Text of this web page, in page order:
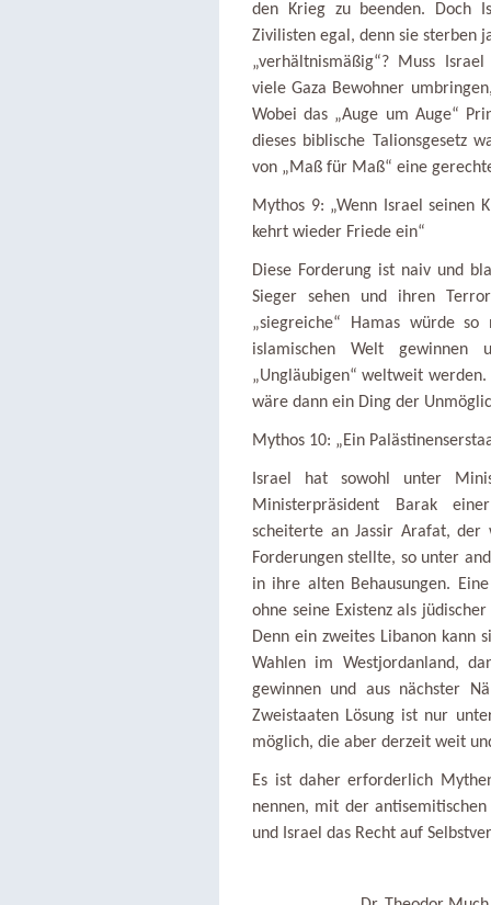
den Krieg zu beenden. Doch
Zivilisten egal, denn sie sterben
„verhältnismäßig“? Muss
viele Gaza Bewohner
Wobei das „Auge um Auge“
dieses biblische Talionsgesetz
von „Maß für Maß“ eine
Mythos 9: „Wenn Israel seinen
kehrt wieder Friede ein“
Diese Forderung ist naiv und
Sieger sehen und ihren
„siegreiche“ Hamas würde
islamischen Welt
„Ungläubigen“ weltweit
wäre dann ein Ding der
Mythos 10: „Ein
Israel hat sowohl unter
Ministerpräsident Barak
scheiterte an Jassir Arafat, der
Forderungen stellte, so unter
in ihre alten Behausungen.
ohne seine Existenz als
Denn ein zweites Libanon kann
Wahlen im Westjordanland,
gewinnen und aus nächster
Zweistaaten Lösung ist nur
möglich, die aber derzeit weit
Es ist daher erforderlich
nennen, mit der antisemitischen
und Israel das Recht auf